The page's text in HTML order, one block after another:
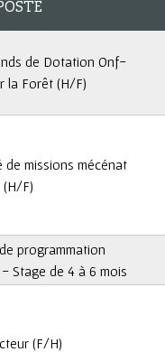
de Dotation Onf-
la Forêt (H/F)
de missions mécénat
(H/F)
programmation
Stage de 4 à 6 mois
(F/H)